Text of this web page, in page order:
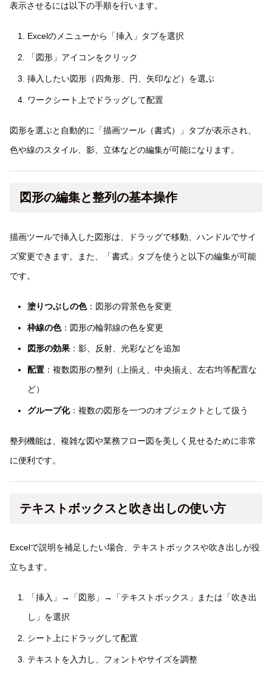
表示させるには以下の手順を行います。
Excelのメニューから「挿入」タブを選択
「図形」アイコンをクリック
挿入したい図形（四角形、円、矢印など）を選ぶ
ワークシート上でドラッグして配置
図形を選ぶと自動的に「描画ツール（書式）」タブが表示され、
色や線のスタイル、影、立体などの編集が可能になります。
図形の編集と整列の基本操作
描画ツールで挿入した図形は、ドラッグで移動、ハンドルでサイ
ズ変更できます。また、「書式」タブを使うと以下の編集が可能
です。
塗りつぶしの色：図形の背景色を変更
枠線の色：図形の輪郭線の色を変更
図形の効果：影、反射、光彩などを追加
配置：複数図形の整列（上揃え、中央揃え、左右均等配置な
ど）
グループ化：複数の図形を一つのオブジェクトとして扱う
整列機能は、複雑な図や業務フロー図を美しく見せるために非常
に便利です。
テキストボックスと吹き出しの使い方
Excelで説明を補足したい場合、テキストボックスや吹き出しが役
立ちます。
「挿入」→「図形」→「テキストボックス」または「吹き出
し」を選択
シート上にドラッグして配置
テキストを入力し、フォントやサイズを調整